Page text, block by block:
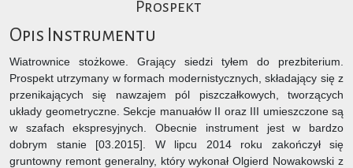
Prospekt
Opis Instrumentu
Wiatrownice stożkowe. Grający siedzi tyłem do prezbiterium.
Prospekt utrzymany w formach modernistycznych, składający się z
przenikających się nawzajem pól piszczałkowych, tworzących
układy geometryczne. Sekcje manuałów II oraz III umieszczone są
w szafach ekspresyjnych. Obecnie instrument jest w bardzo
dobrym stanie [03.2015]. W lipcu 2014 roku zakończył się
gruntowny remont generalny, który wykonał Olgierd Nowakowski z